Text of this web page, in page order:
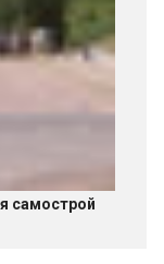
самострой